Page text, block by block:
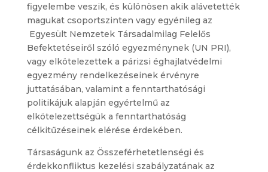
figyelembe veszik, és különösen akik alávetették
magukat csoportszinten vagy egyénileg az
Egyesült Nemzetek Társadalmilag Felelős
Befektetéseiről szóló egyezménynek (UN PRI),
vagy elkötelezettek a párizsi éghajlatvédelmi
egyezmény rendelkezéseinek érvényre
juttatásában, valamint a fenntarthatósági
politikájuk alapján egyértelmű az
elkötelezettségük a fenntarthatóság
célkitűzéseinek elérése érdekében.
Társaságunk az Összeférhetetlenségi és
érdekkonfliktus kezelési szabályzatának az